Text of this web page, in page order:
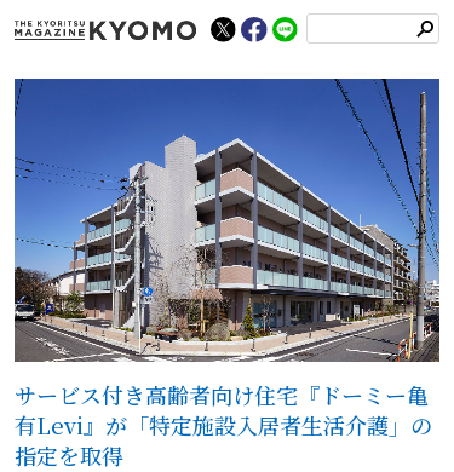
サービス付き高齢者向け住宅『ドーミー亀
有Levi』が「特定施設入居者生活介護」の
指定を取得